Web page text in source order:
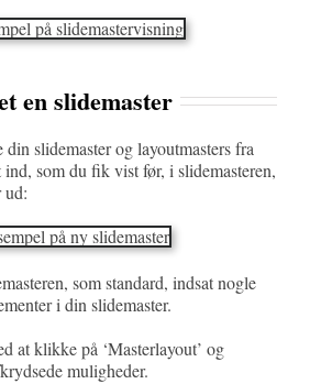
en slidemaster
slidemaster og layoutmasters fra
som du fik vist før, i slidemasteren,
ud:
som standard, indsat nogle
i din slidemaster.
at klikke på ‘Masterlayout’ og
muligheder.